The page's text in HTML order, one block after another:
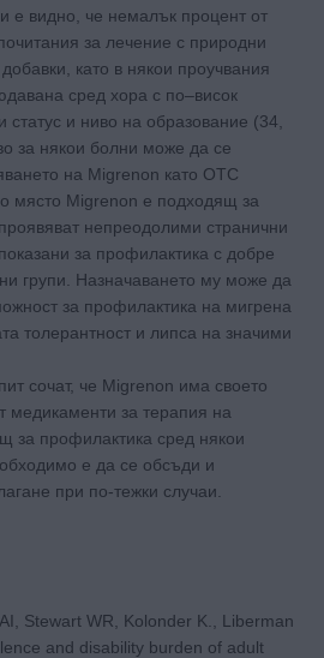
е видно, че немалък процент от
за лечение с природни
като в някои проучвания
сред хора с по–висок
статус и ниво на образование (34,
за някои болни може да се
на Migrenon като ОТС
място Migrenon e подходящ за
непреодолими странични
за профилактика с добре
групи. Назначаването му може да
за профилактика на мигрена
толерантност и липса на значими
сочат, че Migrenon има своето
медикаменти за терапия на
за профилактика сред някои
е да се обсъди и
при по-тежки случаи.
Stewart WR, Kolonder K., Liberman
and disability burden of adult